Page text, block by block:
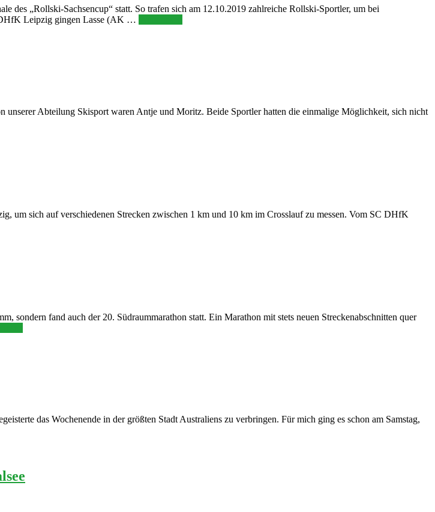
des „Rollski-Sachsencup“ statt. So trafen sich am 12.10.2019 zahlreiche Rollski-Sportler, um bei
DHfK Leipzig gingen Lasse (AK …
Abteilung Skisport waren Antje und Moritz. Beide Sportler hatten die einmalige Möglichkeit, sich nicht
um sich auf verschiedenen Strecken zwischen 1 km und 10 km im Crosslauf zu messen. Vom SC DHfK
sondern fand auch der 20. Südraummarathon statt. Ein Marathon mit stets neuen Streckenabschnitten quer
das Wochenende in der größten Stadt Australiens zu verbringen. Für mich ging es schon am Samstag,